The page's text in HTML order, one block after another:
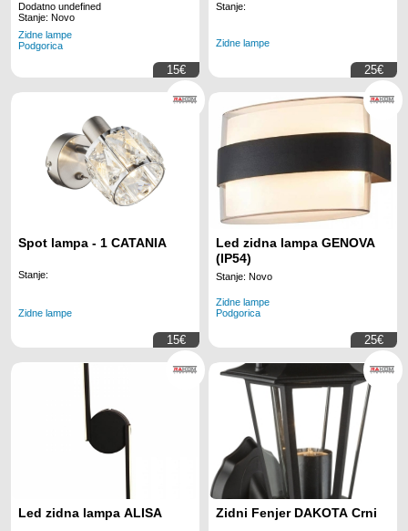
Dodatno undefined
Stanje: Novo
Zidne lampe
Podgorica
15€
Stanje:
Zidne lampe
25€
Spot lampa - 1 CATANIA
Stanje:
Zidne lampe
15€
Led zidna lampa GENOVA
(IP54)
Stanje: Novo
Zidne lampe
Podgorica
25€
Led zidna lampa ALISA Zidni Fenjer DAKOTA Crni